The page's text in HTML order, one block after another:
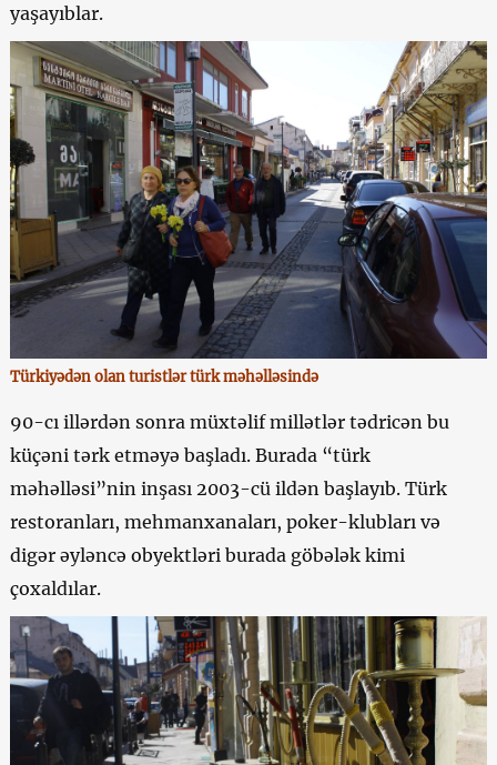
yaşayıblar.
Türkiyədən olan turistlər türk məhəlləsində
90-cı illərdən sonra müxtəlif millətlər tədricən bu
küçəni tərk etməyə başladı. Burada “türk
məhəlləsi”nin inşası 2003-cü ildən başlayıb. Türk
restoranları, mehmanxanaları, poker-klubları və
digər əyləncə obyektləri burada göbələk kimi
çoxaldılar.